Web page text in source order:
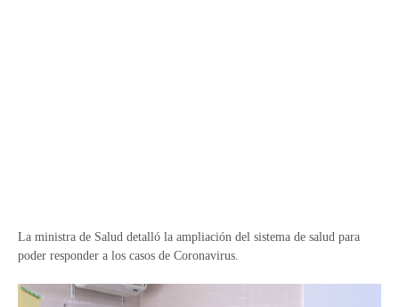
La ministra de Salud detalló la ampliación del sistema de salud para
poder responder a los casos de Coronavirus.